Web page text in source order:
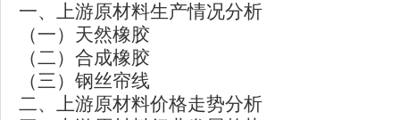
一、上游原材料生产情况分析
（一）天然橡胶
（二）合成橡胶
（三）钢丝帘线
二、上游原材料价格走势分析